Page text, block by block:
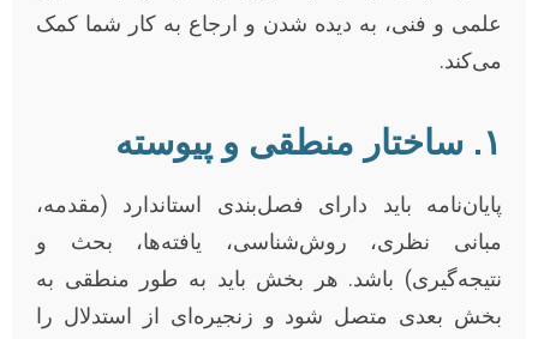
علمی و فنی، به دیده شدن و ارجاع به کار شما کمک
می‌کند.
۱. ساختار منطقی و پیوسته
پایان‌نامه باید دارای فصل‌بندی استاندارد (مقدمه،
مبانی نظری، روش‌شناسی، یافته‌ها، بحث و
نتیجه‌گیری) باشد. هر بخش باید به طور منطقی به
بخش بعدی متصل شود و زنجیره‌ای از استدلال را